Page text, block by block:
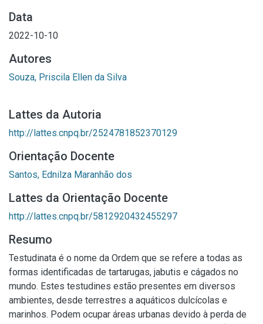
Data
2022-10-10
Autores
Souza, Priscila Ellen da Silva
Lattes da Autoria
http://lattes.cnpq.br/2524781852370129
Orientação Docente
Santos, Ednilza Maranhão dos
Lattes da Orientação Docente
http://lattes.cnpq.br/5812920432455297
Resumo
Testudinata é o nome da Ordem que se refere a todas as
formas identificadas de tartarugas, jabutis e cágados no
mundo. Estes testudines estão presentes em diversos
ambientes, desde terrestres a aquáticos dulcícolas e
marinhos. Podem ocupar áreas urbanas devido à perda de